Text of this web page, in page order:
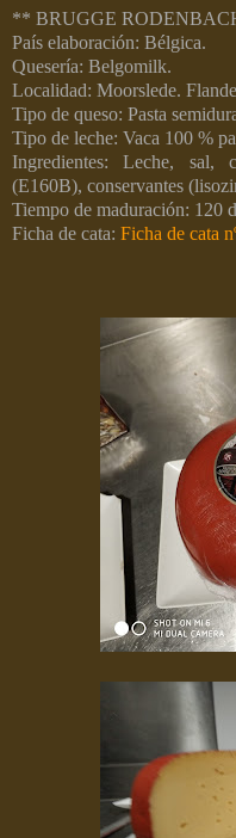
** BRUGGE
País elaboración: Bélgica.
Quesería: Belgomilk.
Localidad: Moorslede.
Tipo de queso: Pasta
Tipo de leche: Vaca 100 %
Ingredientes: Leche, sal,
(E160B), conservantes
Tiempo de maduración: 120
Ficha de cata: Ficha de cata